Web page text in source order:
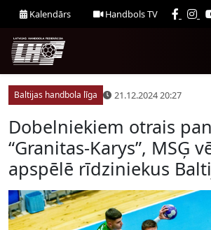
Kalendārs Handbols TV
Baltijas handbola līga 21.12.2024 20:27
Dobelniekiem otrais
“Granitas-Karys”, MSĢ
apspēlē rīdziniekus